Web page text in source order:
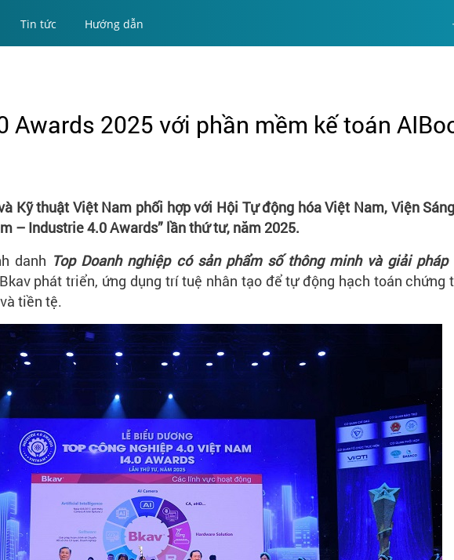
Tin tức Hướng dẫn
2025 với phần mềm kế toán
Kỹ thuật Việt Nam phối hợp với Hội Tự động hóa Việt Nam, Viện
– Industrie 4.0 Awards” lần thứ tư, năm 2025.
danh Top Doanh nghiệp có sản phẩm số thông minh và giải
phát triển, ứng dụng trí tuệ nhân tạo để tự động hạch toán chứng
tiền tệ.